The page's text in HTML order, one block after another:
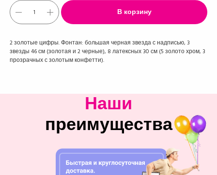
В корзину
2 золотые цифры. Фонтан: большая черная звезда с надписью, 3
звезды 46 см (золотая и 2 черные), 8 латексных 30 см (5 золото хром, 3
прозрачных с золотым конфетти).
Наши
преимущества